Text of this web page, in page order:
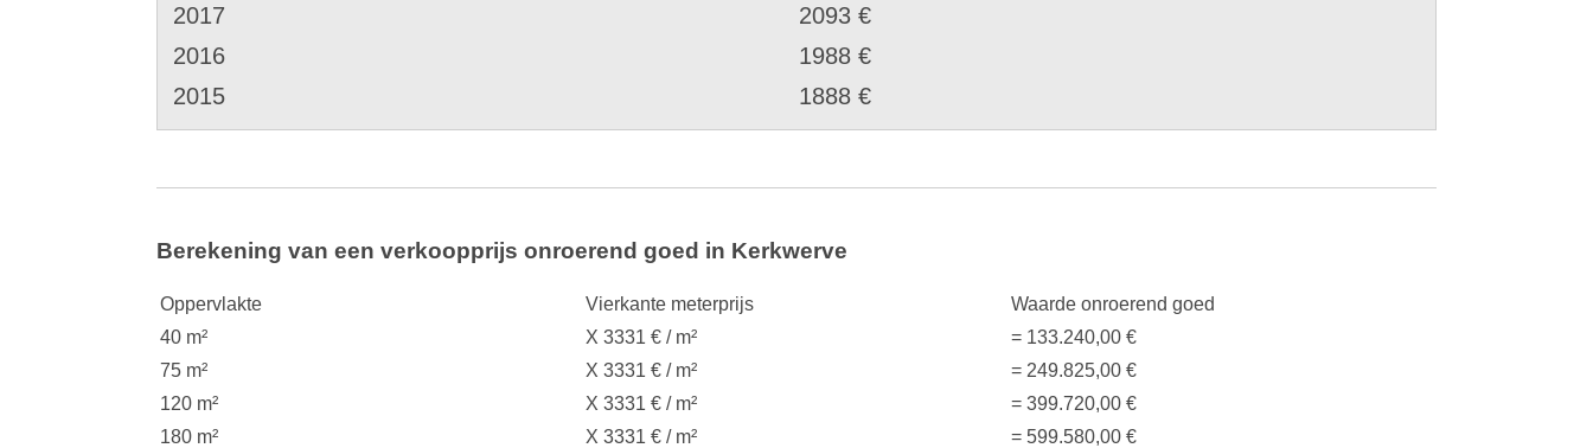
2017
2093 €
2016
1988 €
2015
1888 €
Berekening van een verkoopprijs onroerend goed in Kerkwerve
Oppervlakte Vierkante meterprijs
Waarde onroerend goed
40 m²
X 3331 € / m²
= 133.240,00 €
75 m²
X 3331 € / m²
= 249.825,00 €
120 m²
X 3331 € / m²
= 399.720,00 €
180 m²
X 3331 € / m² = 599.580,00 €